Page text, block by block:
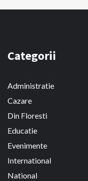
Categorii
Administratie
Cazare
Din Floresti
Educatie
Evenimente
International
National